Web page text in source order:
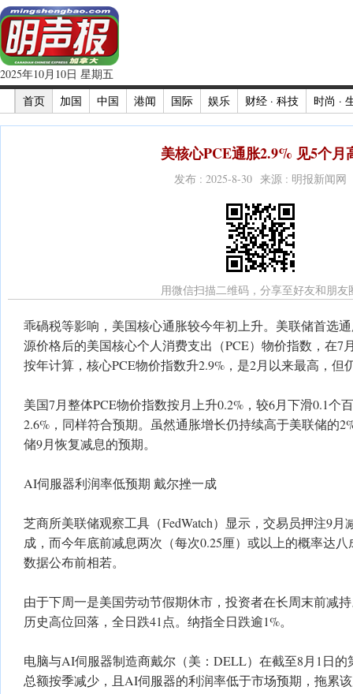
2025年10月10日 星期五
首页
加国 中国 港闻 国际 娱乐 财经 · 科技 时尚 ·
美核心PCE通胀2.9% 见5个月
发布 : 2025-8-30 来源 : 明报新闻网
用微信扫描二维码，分享至好友和朋友
乖碢税等影响，美国核心通胀较今年初上升。美联储首选
源价格后的美国核心个人消费支出（PCE）物价指数，在7
按年计算，核心PCE物价指数升2.9%，是2月以来最高，但
美国7月整体PCE物价指数按月上升0.2%，较6月下滑0.1个
2.6%，同样符合预期。虽然通胀增长仍持续高于美联储的
储9月恢复减息的预期。
AI伺服器利润率低预期 戴尔挫一成
芝商所美联储观察工具（FedWatch）显示，交易员押注9月
成，而今年底前减息两次（每次0.25厘）或以上的概率达
数据公布前相若。
由于下周一是美国劳动节假期休市，投资者在长周末前减
历史高位回落，全日跌41点。纳指全日跌逾1%。
电脑与AI伺服器制造商戴尔（美：DELL）在截至8月1日
总额按季减少，且AI伺服器的利润率低于市场预期，拖累